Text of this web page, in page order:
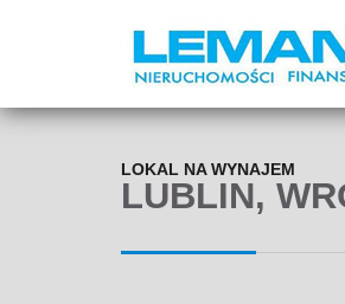
LUBLIN,
LOKAL NA WYNAJEM